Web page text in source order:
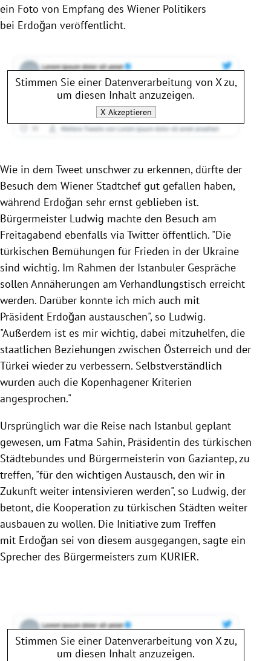
ein Foto von Empfang des Wiener Politikers
bei Erdoğan veröffentlicht.
Stimmen Sie einer Datenverarbeitung von Xzu,
um diesen Inhalt anzuzeigen.
X Akzeptieren
Wie in dem Tweet unschwer zu erkennen, dürfte der
Besuch dem Wiener Stadtchef gut gefallen haben,
während Erdoğan sehr ernst geblieben ist.
Bürgermeister Ludwig machte den Besuch am
Freitagabend ebenfalls via Twitter öffentlich. "Die
türkischen Bemühungen für Frieden in der Ukraine
sind wichtig. Im Rahmen der Istanbuler Gespräche
sollen Annäherungen am Verhandlungstisch erreicht
werden. Darüber konnte ich mich auch mit
Präsident Erdoğan austauschen", so Ludwig.
"Außerdem ist es mir wichtig, dabei mitzuhelfen, die
staatlichen Beziehungen zwischen Österreich und der
Türkei wieder zu verbessern. Selbstverständlich
wurden auch die Kopenhagener Kriterien
angesprochen."
Ursprünglich war die Reise nach Istanbul geplant
gewesen, um Fatma Sahin, Präsidentin des türkischen
Städtebundes und Bürgermeisterin von Gaziantep, zu
treffen, "für den wichtigen Austausch, den wir in
Zukunft weiter intensivieren werden", so Ludwig, der
betont, die Kooperation zu türkischen Städten weiter
ausbauen zu wollen. Die Initiative zum Treffen
mit Erdoğan sei von diesem ausgegangen, sagte ein
Sprecher des Bürgermeisters zum KURIER.
Stimmen Sie einer Datenverarbeitung von Xzu,
um diesen Inhalt anzuzeigen.